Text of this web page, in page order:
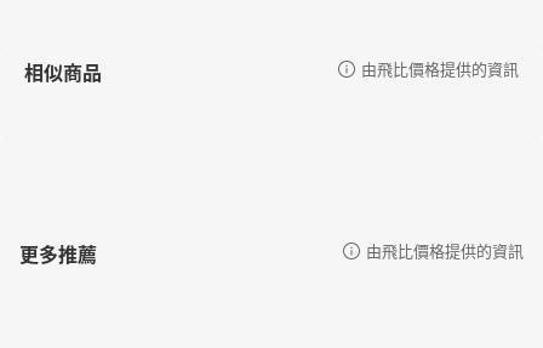
相似商品 由飛比價格提供的資訊
更多推薦 由飛比價格提供的資訊